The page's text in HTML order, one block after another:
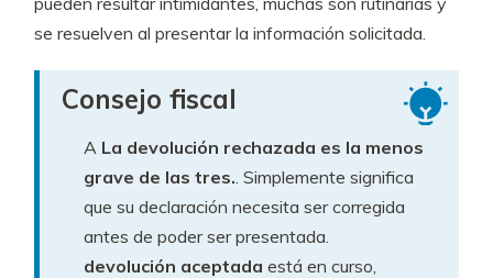
se resuelven al presentar la información solicitada.
Consejo fiscal
A La devolución rechazada es la menos
grave de las tres.. Simplemente significa
que su declaración necesita ser corregida
antes de poder ser presentada.
devolución aceptada está en curso,